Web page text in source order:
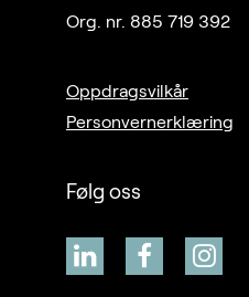
Org. nr. 885 719 392
Oppdragsvilkår
Personvernerklæring
Følg oss